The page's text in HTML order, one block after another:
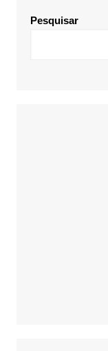
Pesquisar